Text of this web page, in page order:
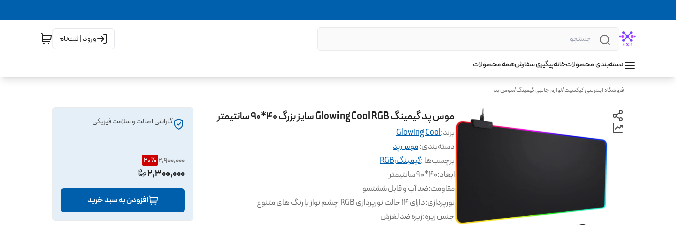
ورود | ثبت‌نام
دسته‌بندی محصولاتخانهپیگیری سفارشهمه محصولات
فروشگاه اینترنتی کیکسیت/لوازم جانبی گیمینگ/موس پد
موس پد گیمینگ Glowing Cool RGB سایز بزرگ 40*90 سانتیمتر
برند:Glowing Cool
دسته‌بندی:موس پد
برچسب‌ها :گیمینگ،RGB
ابعاد:40*90 سانتیمتر
مقاومت:ضد آب و قابل ششتسو
نورپردازی:دارای 14 حالت نورپردازی RGB چشم نواز با رنگ های متنوع
جنس زیره:زیره ضد لغزش
گارانتی اصالت و سلامت فیزیکی
2,900,000
20%
2,300,000
افزودن به سبد خرید